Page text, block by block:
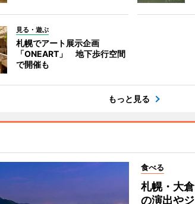
見る・遊ぶ
札幌でアート展示企画
「ONEART」 地下歩行空間
で開催も
もっと見る
食べる
札幌・大
の演出や